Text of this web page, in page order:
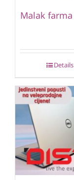
Malak farma
Details